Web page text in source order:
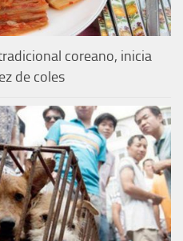
coreano, inicia
de coles